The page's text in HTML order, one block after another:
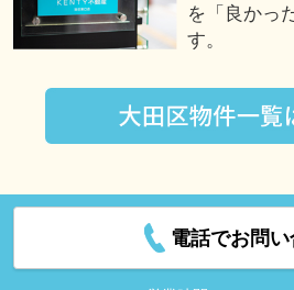
を「良かっ
す。
電話でお問